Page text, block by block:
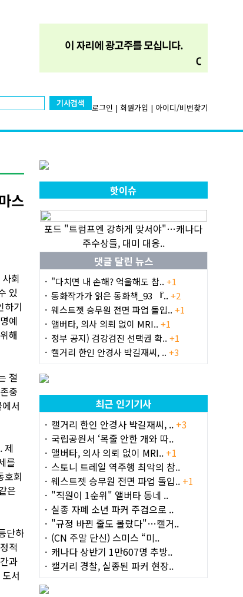
기사검색 로그인 | 회원가입 | 아이디/비번찾기
스
회
있
하기
예
해
절
중
서
제
를
호회
은
단하
적
과
서
핫이슈
포드 "트럼프엔 강하게 맞서야"…캐나다
주수상들, 대미 대응..
댓글 달린 뉴스
"다치면 내 손해? 억울해도 참.. +1
동화작가가 읽은 동화책_93 『.. +2
웨스트젯 승무원 전면 파업 돌입.. +1
앨버타, 의사 의뢰 없이 MRI.. +1
정부 공지) 검강검진 선택권 확.. +1
캘거리 한인 안경사 박길재씨, .. +3
최근 인기기사
캘거리 한인 안경사 박길재씨, .. +3
국립공원서 ‘목줄 안한 개와 따..
앨버타, 의사 의뢰 없이 MRI.. +1
스토니 트레일 역주행 최악의 참..
웨스트젯 승무원 전면 파업 돌입.. +1
"직원이 1순위" 앨버타 동네 ..
실종 자폐 소년 파커 주검으로 ..
"규정 바뀐 줄도 몰랐다"…캘거..
(CN 주말 단신) 스미스 “미..
캐나다 상반기 1만607명 추방..
캘거리 경찰, 실종된 파커 현장..